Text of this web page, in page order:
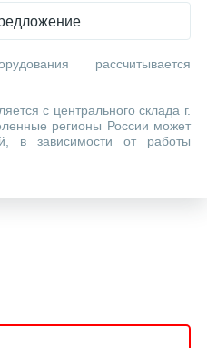
рассчитывается
с центрального склада г.
регионы России может
в зависимости от работы